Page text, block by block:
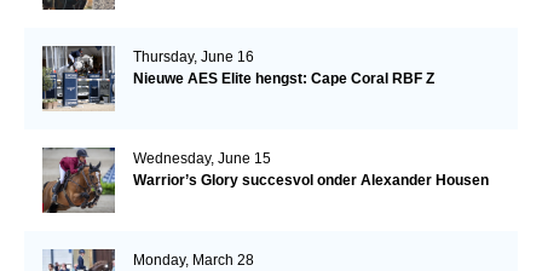
Thursday, June 16
Nieuwe AES Elite hengst: Cape Coral RBF Z
Wednesday, June 15
Warrior’s Glory succesvol onder Alexander Housen
Monday, March 28